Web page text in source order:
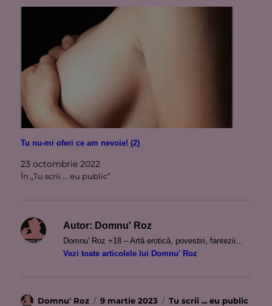
Tu nu-mi oferi ce am nevoie! (2)
23 octombrie 2022
În „Tu scrii ... eu public”
Autor: Domnu' Roz
Domnu' Roz +18 – Artă erotică, povestiri, fantezii…
Vezi toate articolele lui Domnu' Roz
Autor
Domnu' Roz
Publicat
9 martie 2023 Categorii
Tu scrii ... eu public